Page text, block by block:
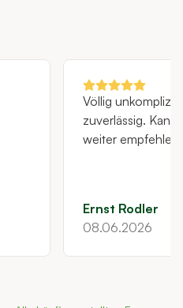
Völlig
zuverlässig. Kann ich nur
weiter empfehlen!
Ernst Rodler
08.06.2026